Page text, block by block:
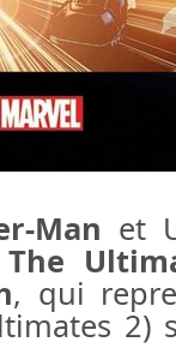
Man et
The
, qui
2)